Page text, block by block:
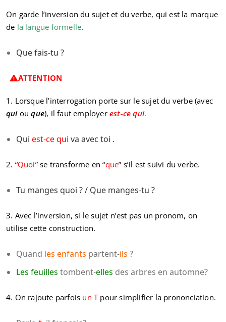
On garde l’inversion du sujet et du verbe, qui est la marque
de la langue formelle.
Que fais-tu ?
ATTENTION
1. Lorsque l’interrogation porte sur le sujet du verbe (avec
quiouque), il faut employerest-ce qui.
Qui est-ce qui va avec toi .
2. “Quoi” se transforme en “que” s’il est suivi du verbe.
Tu manges quoi ? / Que manges-tu ?
3. Avec l’inversion, si le sujet n’est pas un pronom, on
utilise cette construction.
Quand les enfants partent-ils ?
Les feuilles tombent-elles des arbres en automne?
4. On rajoute parfois un Tpour simplifier la prononciation.